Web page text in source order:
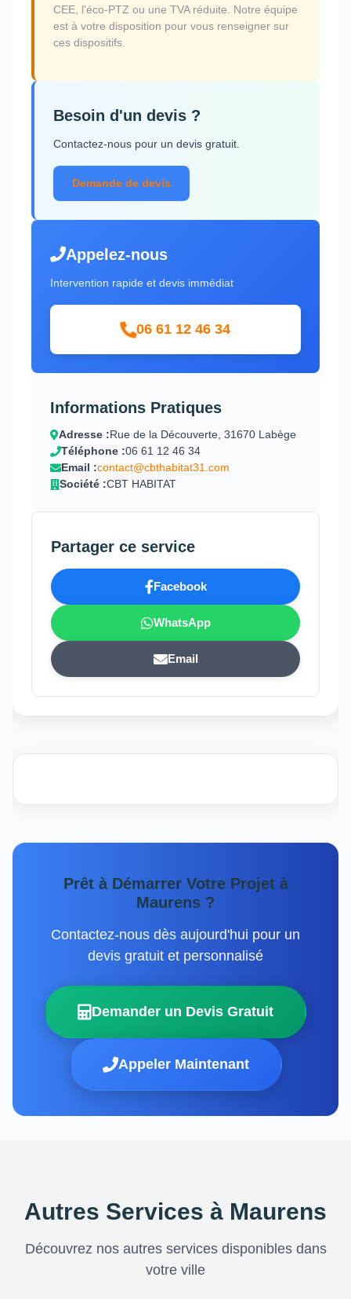
CEE, l'éco-PTZ ou une TVA réduite. Notre équipe
est à votre disposition pour vous renseigner sur
ces dispositifs.
Besoin d'un devis ?
Contactez-nous pour un devis gratuit.
Demande de devis
Appelez-nous
Intervention rapide et devis immédiat
06 61 12 46 34
Informations Pratiques
Adresse :Rue de la Découverte, 31670 Labège
Téléphone :06 61 12 46 34
Email :contact@cbthabitat31.com
Société :CBT HABITAT
Partager ce service
Facebook
WhatsApp
Email
Prêt à Démarrer Votre Projet à
Maurens ?
Contactez-nous dès aujourd'hui pour un
devis gratuit et personnalisé
Demander un Devis Gratuit
Appeler Maintenant
Autres Services à Maurens
Découvrez nos autres services disponibles dans
votre ville